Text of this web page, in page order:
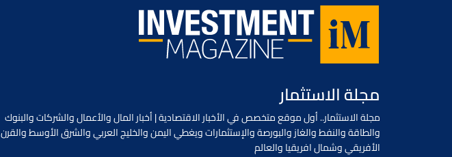
مجلة الاستثمار
مجلة الاستثمار.. أول موقع متخصص في الأخبار الاقتصادية | أخبار المال والأعمال والشركات والبنوك
والطاقة والنفط والغاز والبورصة والإستثمارات ويغطي اليمن والخليج العربي والشرق الأوسط والقرن
الأفريقي وشمال افريقيا والعالم